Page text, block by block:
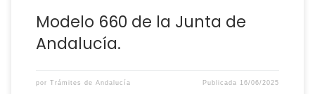
Modelo 660 de la Junta de
Andalucía.
por Trámites de Andalucía Publicada 16/06/2025